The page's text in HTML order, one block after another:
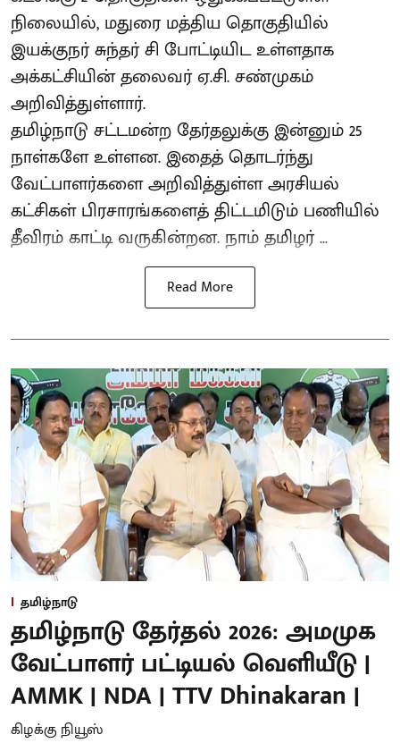
நிலையில், மதுரை மத்திய தொகுதியில்
இயக்குநர் சுந்தர் சி போட்டியிட உள்ளதாக
அக்கட்சியின் தலைவர் ஏ.சி. சண்முகம்
அறிவித்துள்ளார்.
தமிழ்நாடு சட்டமன்ற தேர்தலுக்கு இன்னும் 25
நாள்களே உள்ளன. இதைத் தொடர்ந்து
வேட்பாளர்களை அறிவித்துள்ள அரசியல்
கட்சிகள் பிரசாரங்களைத் திட்டமிடும் பணியில்
தீவிரம் காட்டி வருகின்றன. நாம் தமிழர் ...
Read More
தமிழ்நாடு
தமிழ்நாடு தேர்தல் 2026: அமமுக
வேட்பாளர் பட்டியல் வெளியீடு |
AMMK | NDA | TTV Dhinakaran |
கிழக்கு நியூஸ்